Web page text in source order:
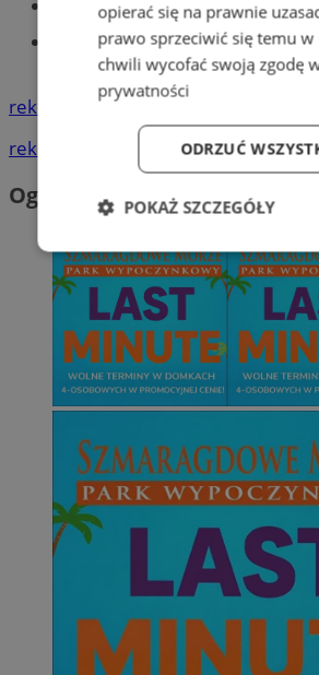
Tworzenie stron
Znajdź pracę -
ogłoszenia
reklama
reklama
Ogłoszenia
opierać się na prawnie
prawo sprzeciwić się temu w
chwili wycofać swoją zgodę
prywatności
ODRZUĆ
POKAŻ SZCZEGÓŁY
Niezbędne
Niezbędne Wydajność
Niezbędne pliki cookie
takich jak logowanie użytkownika i
można prawidłowo korzystać ze
SessID